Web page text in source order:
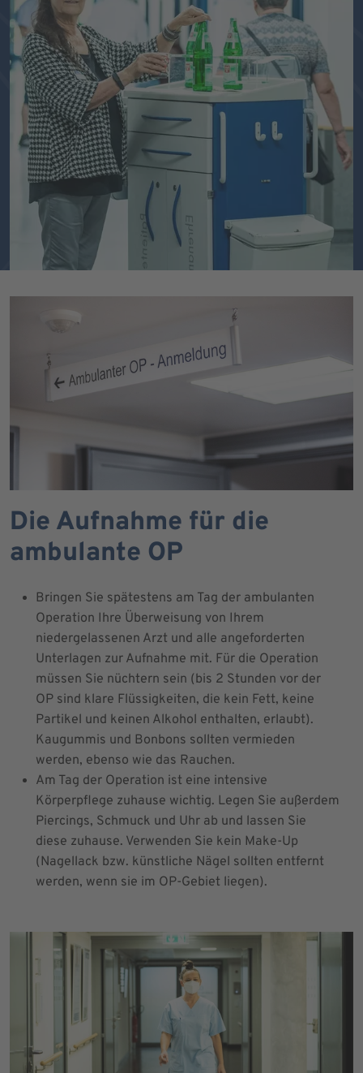
Die Aufnahme für die
ambulante OP
Bringen Sie spätestens am Tag der ambulanten
Operation Ihre Überweisung von Ihrem
niedergelassenen Arzt und alle angeforderten
Unterlagen zur Aufnahme mit. Für die Operation
müssen Sie nüchtern sein (bis 2 Stunden vor der
OP sind klare Flüssigkeiten, die kein Fett, keine
Partikel und keinen Alkohol enthalten, erlaubt).
Kaugummis und Bonbons sollten vermieden
werden, ebenso wie das Rauchen.
Am Tag der Operation ist eine intensive
Körperpflege zuhause wichtig. Legen Sie außerdem
Piercings, Schmuck und Uhr ab und lassen Sie
diese zuhause. Verwenden Sie kein Make-Up
(Nagellack bzw. künstliche Nägel sollten entfernt
werden, wenn sie im OP-Gebiet liegen).